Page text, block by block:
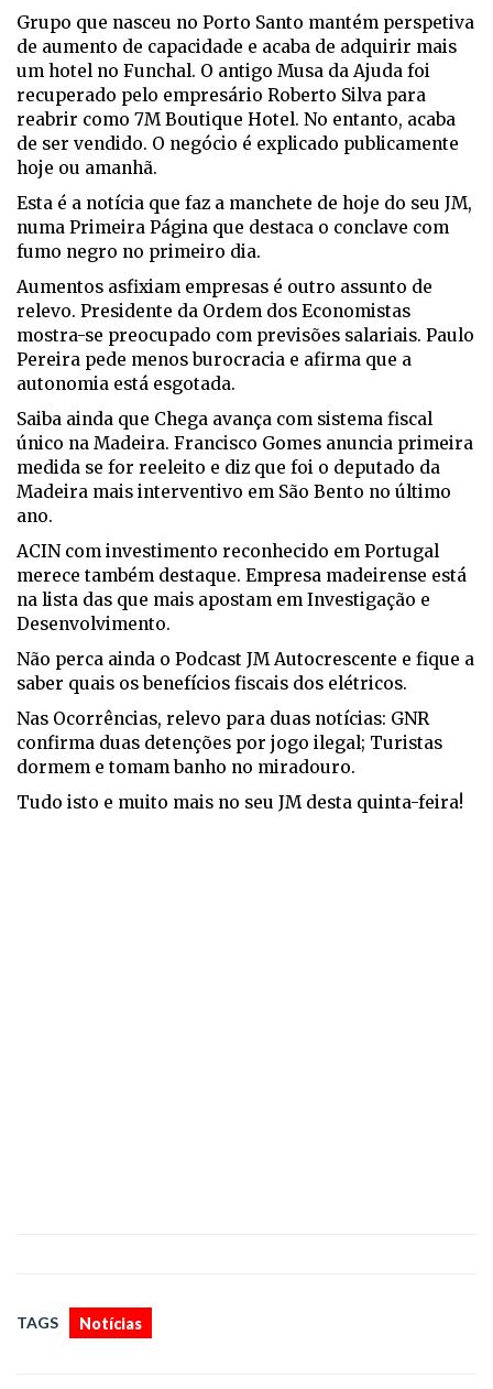
Grupo que nasceu no Porto Santo mantém perspetiva
de aumento de capacidade e acaba de adquirir mais
um hotel no Funchal. O antigo Musa da Ajuda foi
recuperado pelo empresário Roberto Silva para
reabrir como 7M Boutique Hotel. No entanto, acaba
de ser vendido. O negócio é explicado publicamente
hoje ou amanhã.
Esta é a notícia que faz a manchete de hoje do seu JM,
numa Primeira Página que destaca o conclave com
fumo negro no primeiro dia.
Aumentos asfixiam empresas é outro assunto de
relevo. Presidente da Ordem dos Economistas
mostra-se preocupado com previsões salariais. Paulo
Pereira pede menos burocracia e afirma que a
autonomia está esgotada.
Saiba ainda que Chega avança com sistema fiscal
único na Madeira. Francisco Gomes anuncia primeira
medida se for reeleito e diz que foi o deputado da
Madeira mais interventivo em São Bento no último
ano.
ACIN com investimento reconhecido em Portugal
merece também destaque. Empresa madeirense está
na lista das que mais apostam em Investigação e
Desenvolvimento.
Não perca ainda o Podcast JM Autocrescente e fique a
saber quais os benefícios fiscais dos elétricos.
Nas Ocorrências, relevo para duas notícias: GNR
confirma duas detenções por jogo ilegal; Turistas
dormem e tomam banho no miradouro.
Tudo isto e muito mais no seu JM desta quinta-feira!
TAGS Notícias